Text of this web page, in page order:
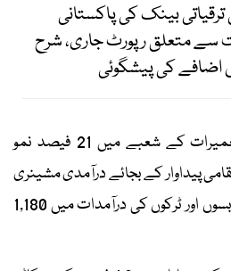
ترقیاتی بینک کی پاکستانی
متعلق رپورٹ جاری، شرح
اضافے کی پیشگوئی
تھنک ٹینک کے مطابق تعمیرات کے شعبے میں 21 فیصد نمو
پیداوار کے بجائے درآمدی مشینری
اور گاڑیوں پر انحصار سے آیا، بسوں اور ٹرکوں کی درآمدات میں 1,180